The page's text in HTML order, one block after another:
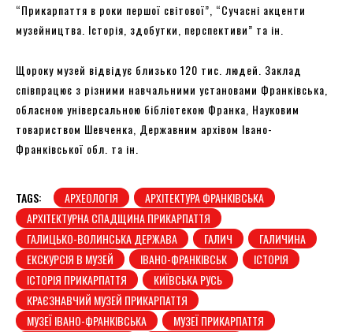
“Прикарпаття в роки першої світової”, “Сучасні акценти
музейництва. Історія, здобутки, перспективи” та ін.
Щороку музей відвідує близько 120 тис. людей. Заклад
співпрацює з різними навчальними установами Франківська,
обласною універсальною бібліотекою Франка, Науковим
товариством Шевченка, Державним архівом Івано-
Франківської обл. та ін.
TAGS: АРХЕОЛОГІЯ
АРХІТЕКТУРА ФРАНКІВСЬКА
АРХІТЕКТУРНА СПАДЩИНА ПРИКАРПАТТЯ
ГАЛИЦЬКО-ВОЛИНСЬКА ДЕРЖАВА
ГАЛИЧ
ГАЛИЧИНА
ЕКСКУРСІЯ В МУЗЕЙ
ІВАНО-ФРАНКІВСЬК
ІСТОРІЯ
ІСТОРІЯ ПРИКАРПАТТЯ
КИЇВСЬКА РУСЬ
КРАЄЗНАВЧИЙ МУЗЕЙ ПРИКАРПАТТЯ
МУЗЕЇ ІВАНО-ФРАНКІВСЬКА
МУЗЕЇ ПРИКАРПАТТЯ